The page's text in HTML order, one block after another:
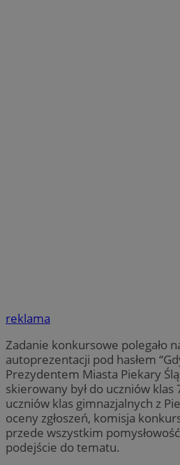
reklama
Zadanie konkursowe polegało
autoprezentacji pod hasłem
Prezydentem Miasta Piekary
skierowany był do uczniów klas
uczniów klas gimnazjalnych z
oceny zgłoszeń, komisja
przede wszystkim
podejście do tematu.